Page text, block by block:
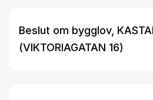
Beslut om bygglov,
(VIKTORIAGATAN 16)